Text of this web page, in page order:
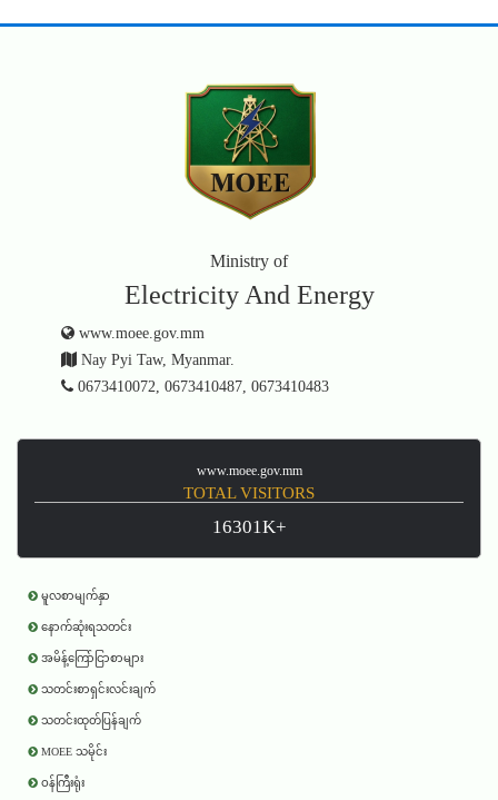
Ministry of
Electricity And Energy
www.moee.gov.mm
Nay Pyi Taw, Myanmar.
0673410072, 0673410487, 0673410483
www.moee.gov.mm
TOTAL VISITORS
16301K+
မူလစာမျက်နှာ
နောက်ဆုံးရသတင်း
အမိန့်ကြော်ငြာစာများ
သတင်းစာရှင်းလင်းချက်
သတင်းထုတ်ပြန်ချက်
MOEE သမိုင်း
ဝန်ကြီးရုံး